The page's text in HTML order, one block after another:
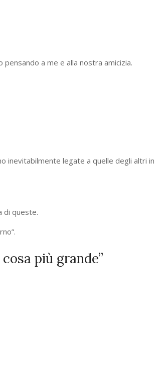
a me e alla nostra amicizia.
inevitabilmente legate a quelle degli altri in
di queste.
più grande”